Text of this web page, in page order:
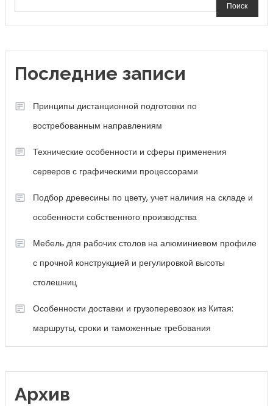
Поиск
Последние записи
Принципы дистанционной подготовки по
востребованным направлениям
Технические особенности и сферы применения
серверов с графическими процессорами
Подбор древесины по цвету, учет наличия на складе и
особенности собственного производства
Мебель для рабочих столов на алюминиевом профиле
с прочной конструкцией и регулировкой высоты
столешниц
Особенности доставки и грузоперевозок из Китая:
маршруты, сроки и таможенные требования
Архив